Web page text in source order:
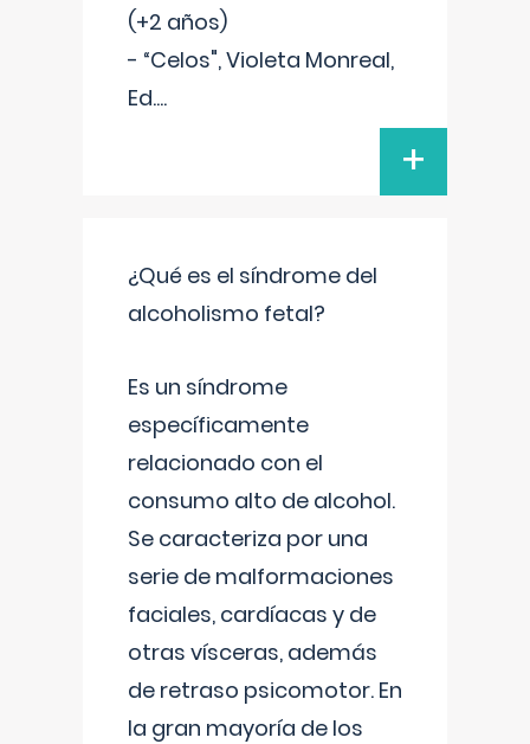
(+2 años)
- “Celos", Violeta Monreal,
Ed....
+
¿Qué es el síndrome del
alcoholismo fetal?
Es un síndrome
específicamente
relacionado con el
consumo alto de alcohol.
Se caracteriza por una
serie de malformaciones
faciales, cardíacas y de
otras vísceras, además
de retraso psicomotor. En
la gran mayoría de los